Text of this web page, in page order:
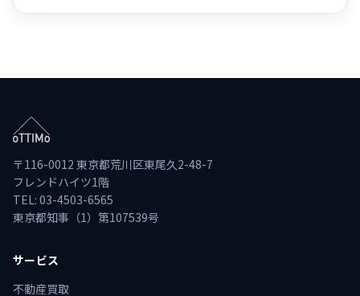
〒116-0012 東京都荒川区東尾久2-48-7
フレンドハイツ1階
TEL: 03-4503-6565
東京都知事（1）第107539号
サービス
不動産買取